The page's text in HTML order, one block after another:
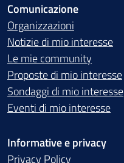
Comunicazione
Organizzazioni
Notizie di mio interesse
Le mie community
Proposte di mio interesse
Sondaggi di mio interesse
Eventi di mio interesse
Informative e privacy
Privacy Policy